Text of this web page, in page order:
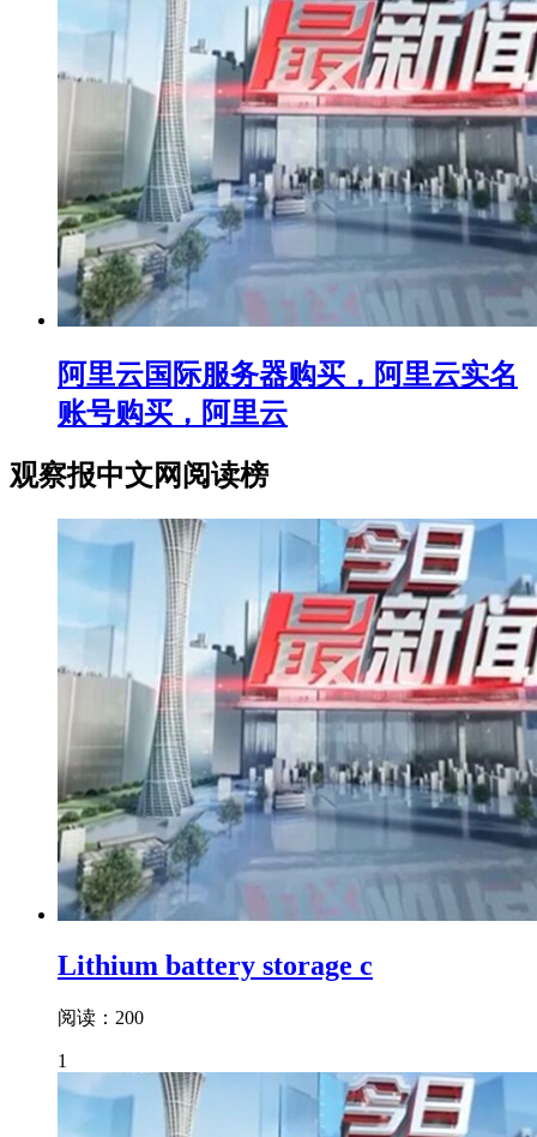
阿里云国际服务器购买，阿里云实名
账号购买，阿里云
观察报中文网阅读榜
Lithium battery storage c
阅读：200
1